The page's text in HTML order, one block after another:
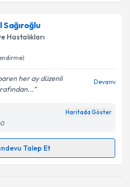
için randevu takvimi
uzmandan randevu almanız
e-posta ile
işlenmesine ilişkin
ve kişisel verilerimin belirtilen
kabul ediyorum.
Talebini Gönder
Sağıroğlu
Hastalıkları
her ay düzenli
Devamı
Haritada Göster
Talep Et
Talebi